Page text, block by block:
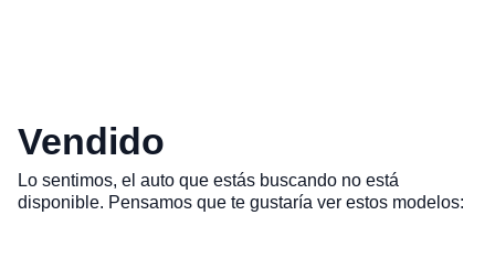
Vendido
Lo sentimos, el auto que estás buscando no está
disponible. Pensamos que te gustaría ver estos modelos: